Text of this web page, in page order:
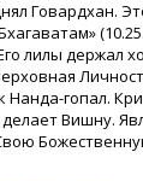
Говардхан.
лилы держал
Нанда-гопал.
Вишну.